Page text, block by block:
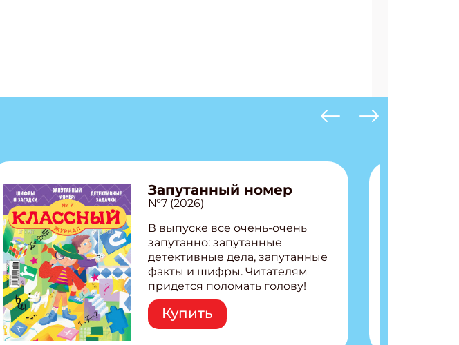
Запутанный номер
№7 (2026)
В выпуске все очень-очень
запутанно: запутанные
детективные дела, запутанные
факты и шифры. Читателям
придется поломать голову!
Внутри: Шифры и
расшифровки Плетем
запутанные поделки
Купить